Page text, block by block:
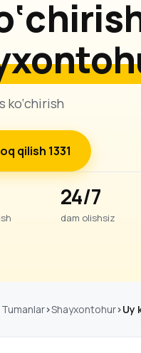
ko‘chirish
qilish 1331
24/7
dam olishsiz
Tumanlar Shayxontohur Uy